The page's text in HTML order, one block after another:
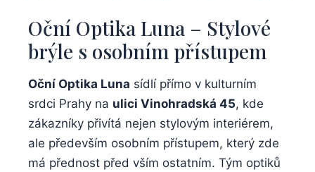
Oční Optika Luna – Stylové
brýle s osobním přístupem
Oční Optika Luna sídlí přímo v kulturním
srdci Prahy na ulici Vinohradská 45, kde
zákazníky přivítá nejen stylovým interiérem,
ale především osobním přístupem, který zde
má přednost před vším ostatním. Tým optiků